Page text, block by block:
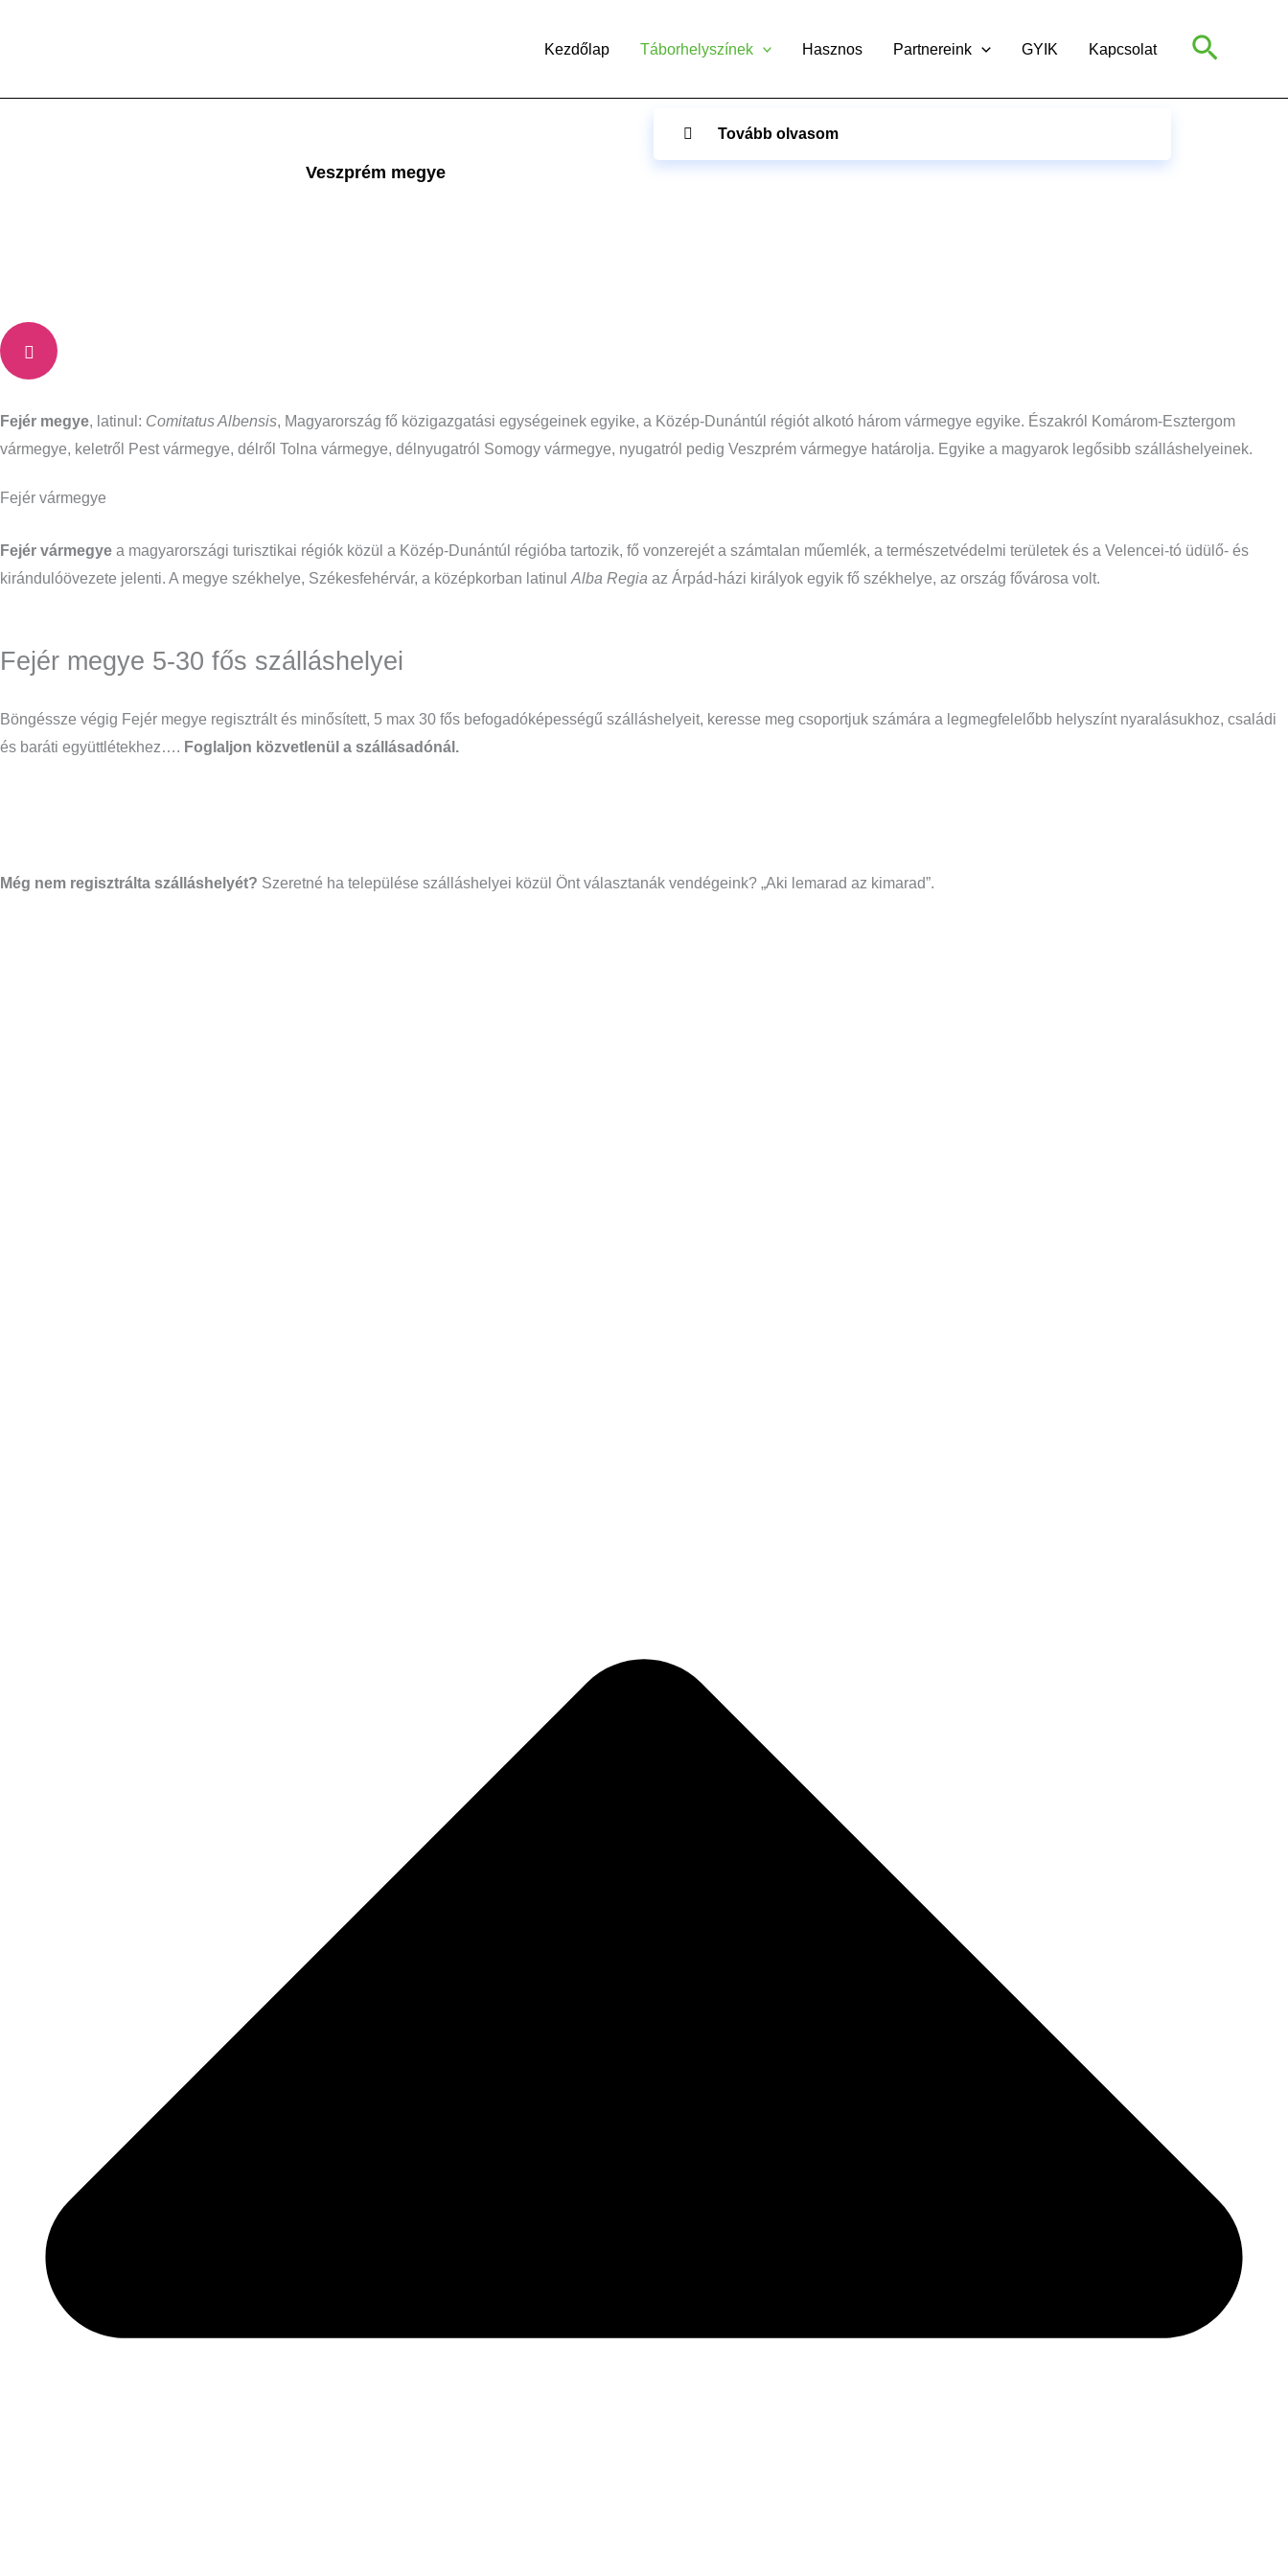
Kezdőlap Táborhelyszínek Hasznos Partnereink GYIK Kapcsolat Search
Veszprém megye
Tovább olvasom
Fejér megye, latinul: Comitatus Albensis, Magyarország fő közigazgatási egységeinek egyike, a Közép-Dunántúl régiót alkotó három vármegye egyike. Északról Komárom-Esztergom
vármegye, keletről Pest vármegye, délről Tolna vármegye, délnyugatról Somogy vármegye, nyugatról pedig Veszprém vármegye határolja. Egyike a magyarok legősibb szálláshelyeinek.
Fejér vármegye
Fejér vármegye a magyarországi turisztikai régiók közül a Közép-Dunántúl régióba tartozik, fő vonzerejét a számtalan műemlék, a természetvédelmi területek és a Velencei-tó üdülő- és
kirándulóövezete jelenti. A megye székhelye, Székesfehérvár, a középkorban latinul Alba Regia az Árpád-házi királyok egyik fő székhelye, az ország fővárosa volt.
Fejér megye 5-30 fős szálláshelyei
Böngéssze végig Fejér megye regisztrált és minősített, 5 max 30 fős befogadóképességű szálláshelyeit, keresse meg csoportjuk számára a legmegfelelőbb helyszínt nyaralásukhoz, családi
és baráti együttlétekhez…. Foglaljon közvetlenül a szállásadónál.
Még nem regisztrálta szálláshelyét? Szeretné ha települése szálláshelyei közül Önt választanák vendégeink? „Aki lemarad az kimarad”.